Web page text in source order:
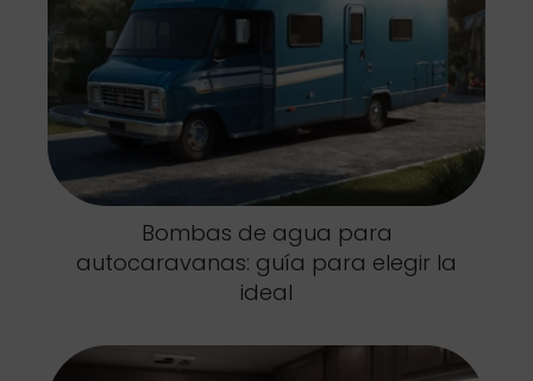
Bombas de agua para
autocaravanas: guía para elegir la
ideal